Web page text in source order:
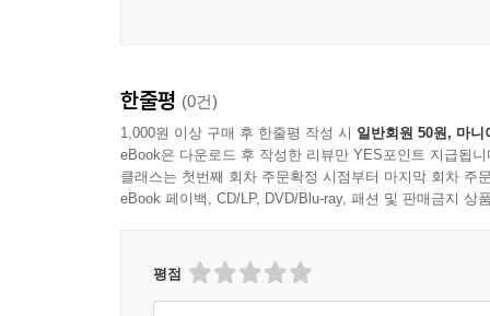
? 사람 많은 날 피하는 요령
5장. 감성 여행의 시작, 11월 축제
테마 : 불꽃·미식·야경
불꽃·빛·야경 축제
미식·먹거리 중심 행사
한줄평 (0건)
1,000원 이상 구매 후 한줄평 작성 시 일반회원 50원, 마니
eBook은 다운로드 후 작성한 리뷰만 YES포인트 지급됩니
클래스는 첫번째 회차 주문확정 시점부터 마지막 회차 주
eBook 페이백, CD/LP, DVD/Blu-ray, 패션 및 판매금지 상
평점